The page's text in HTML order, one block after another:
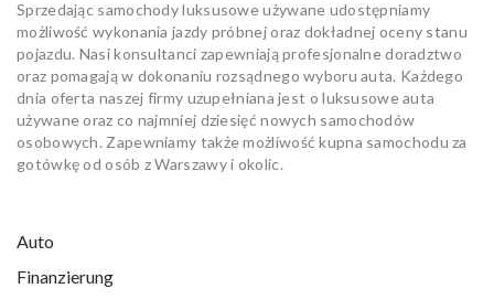
Sprzedając samochody luksusowe używane udostępniamy
możliwość wykonania jazdy próbnej oraz dokładnej oceny stanu
pojazdu. Nasi konsultanci zapewniają profesjonalne doradztwo
oraz pomagają w dokonaniu rozsądnego wyboru auta. Każdego
dnia oferta naszej firmy uzupełniana jest o luksusowe auta
używane oraz co najmniej dziesięć nowych samochodów
osobowych. Zapewniamy także możliwość kupna samochodu za
gotówkę od osób z Warszawy i okolic.
Auto
Finanzierung